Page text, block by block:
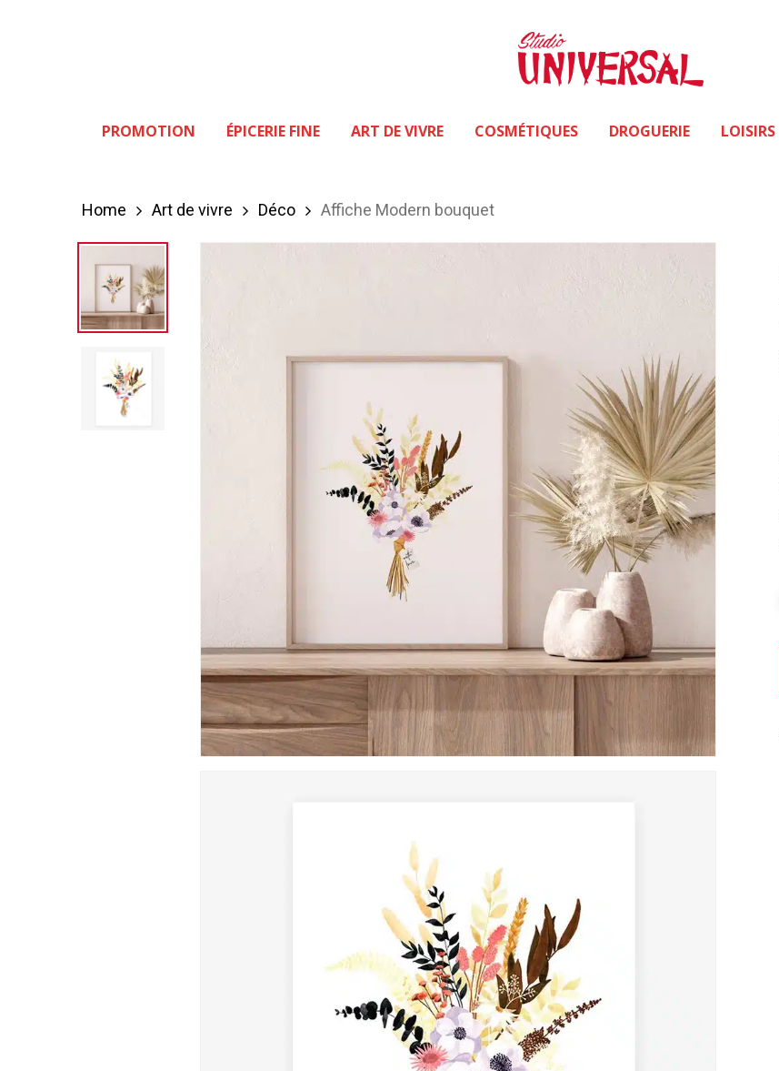
PROMOTION ÉPICERIE FINE ART DE VIVRE COSMÉTIQUES DROGUERIE LOISIRS
Home Art de vivre Déco Affiche Modern bouquet